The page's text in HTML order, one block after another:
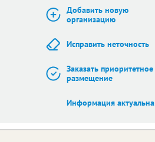
Добавить новую
организацию
Исправить неточность
Заказать приоритетное
размещение
Информация актуальна